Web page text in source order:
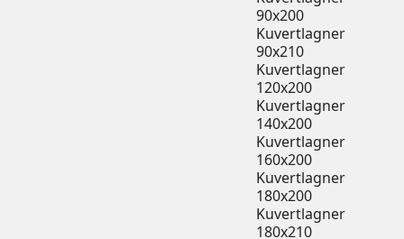
90x200
Kuvertlagner
90x210
Kuvertlagner
120x200
Kuvertlagner
140x200
Kuvertlagner
160x200
Kuvertlagner
180x200
Kuvertlagner
180x210